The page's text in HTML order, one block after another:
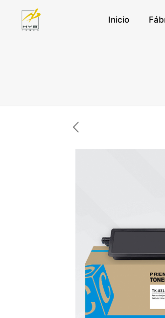
Inicio